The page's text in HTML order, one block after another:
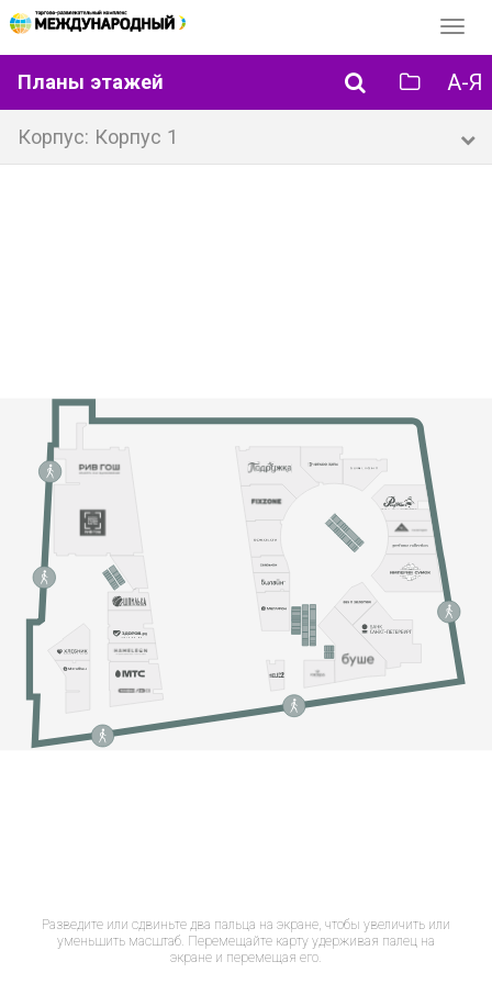
Планы этажей А-Я
Корпус: Корпус 1
Разведите или сдвиньте два пальца на экране, чтобы увеличить или
уменьшить масштаб. Перемещайте карту удерживая палец на
экране и перемещая его.